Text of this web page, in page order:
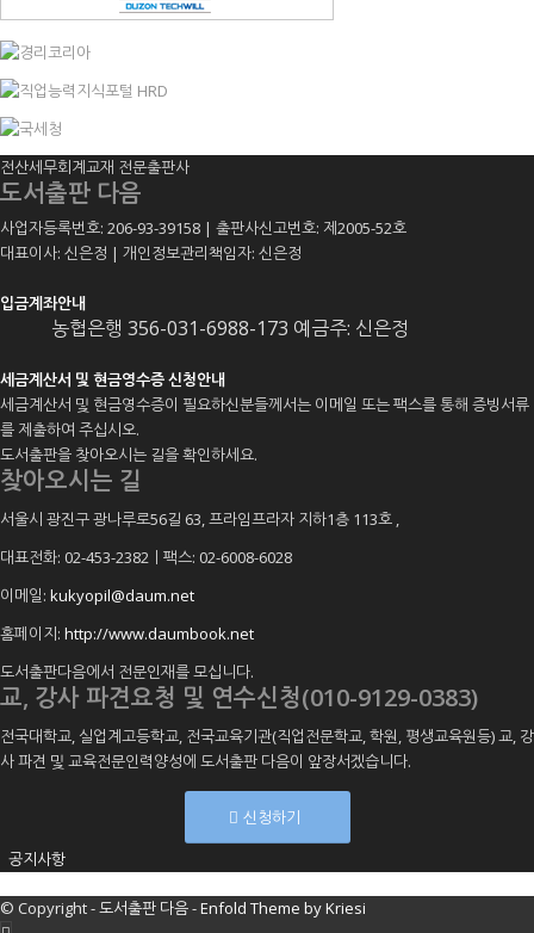
전산세무회계교재 전문출판사
도서출판 다음
사업자등록번호: 206-93-39158 | 출판사신고번호: 제2005-52호
대표이사: 신은정 | 개인정보관리책임자: 신은정
입금계좌안내
농협은행 356-031-6988-173 예금주: 신은정
세금계산서 및 현금영수증 신청안내
세금계산서 및 현금영수증이 필요하신분들께서는 이메일 또는 팩스를 통해 증빙서류
를 제출하여 주십시오.
도서출판을 찾아오시는 길을 확인하세요.
찾아오시는 길
서울시 광진구 광나루로56길 63, 프라임프라자 지하1층 113호 ,
대표전화: 02-453-2382ㅣ팩스: 02-6008-6028
이메일: kukyopil@daum.net
홈페이지: http://www.daumbook.net
도서출판다음에서 전문인재를 모십니다.
교, 강사 파견요청 및 연수신청(010-9129-0383)
전국대학교, 실업계고등학교, 전국교육기관(직업전문학교, 학원, 평생교육원등) 교, 강
사 파견 및 교육전문인력양성에 도서출판 다음이 앞장서겠습니다.
신청하기
공지사항
© Copyright -도서출판 다음-Enfold Theme by Kriesi